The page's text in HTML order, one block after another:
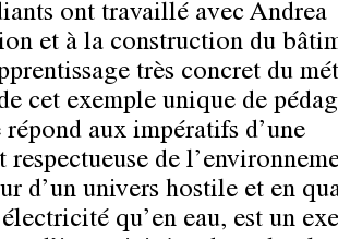
ont travaillé avec Andrea
et à la construction du
très concret du
cet exemple unique de
aux impératifs d’une
de
d’un univers hostile et en
qu’en eau, est un